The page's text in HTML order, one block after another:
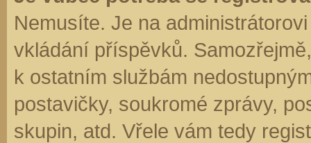
Nemusíte. Je na
vkládání příspěvků.
k ostatním službám
postavičky, soukromé zprávy,
skupin, atd. Vřele vám tedy